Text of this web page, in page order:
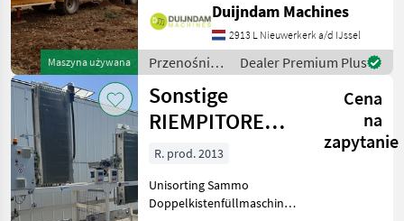
Maszyna używana
hydraulisch ausklappbar
und mit einer Plane
abgedeckt.Ausgestattet mit
Walzenreiniger.Seitliches
Bode
Duijndam Machines
2913 L Nieuwerkerk a/d IJssel
Przenośniki
/ Sonstige
Dealer Premium Plus
Sonstige
RIEMPITORE
BINS RBC
Cena
na
zapytanie
R. prod. 2013
Unisorting Sammo
Doppelkistenfüllmaschine